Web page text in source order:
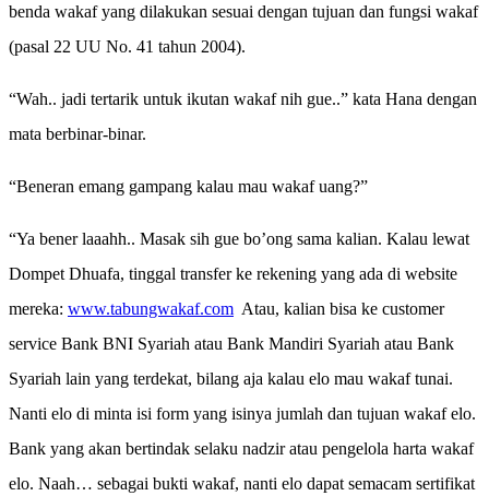
benda wakaf yang dilakukan sesuai dengan tujuan dan fungsi wakaf
(pasal 22 UU No. 41 tahun 2004).
“Wah.. jadi tertarik untuk ikutan wakaf nih gue..” kata Hana dengan
mata berbinar-binar.
“Beneran emang gampang kalau mau wakaf uang?”
“Ya bener laaahh.. Masak sih gue bo’ong sama kalian. Kalau lewat
Dompet Dhuafa, tinggal transfer ke rekening yang ada di website
mereka: www.tabungwakaf.com Atau, kalian bisa ke customer
service Bank BNI Syariah atau Bank Mandiri Syariah atau Bank
Syariah lain yang terdekat, bilang aja kalau elo mau wakaf tunai.
Nanti elo di minta isi form yang isinya jumlah dan tujuan wakaf elo.
Bank yang akan bertindak selaku nadzir atau pengelola harta wakaf
elo. Naah… sebagai bukti wakaf, nanti elo dapat semacam sertifikat